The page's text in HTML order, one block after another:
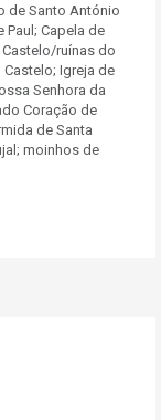
de Santo António
Paul; Capela de
ruínas do
Igreja de
Senhora da
Coração de
de Santa
moinhos de